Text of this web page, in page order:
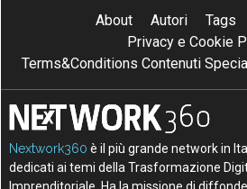
About Autori Tags
Privacy e Cookie
Terms&Conditions Contenuti
Nextwork360 è il più grande network in
dedicati ai temi della Trasformazione